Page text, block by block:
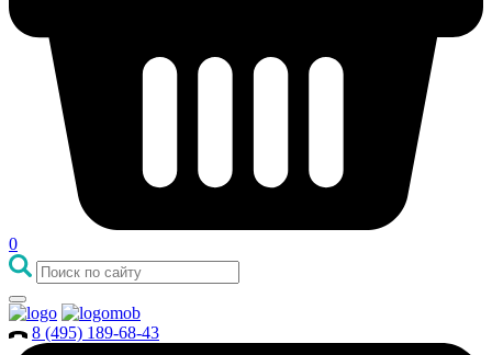
0
8 (495) 189-68-43